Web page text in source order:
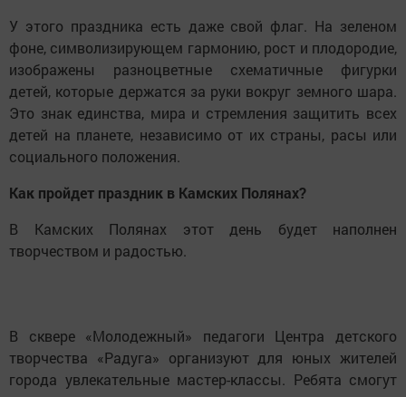
У этого праздника есть даже свой флаг. На зеленом
фоне, символизирующем гармонию, рост и плодородие,
изображены разноцветные схематичные фигурки
детей, которые держатся за руки вокруг земного шара.
Это знак единства, мира и стремления защитить всех
детей на планете, независимо от их страны, расы или
социального положения.
Как пройдет праздник в Камских Полянах?
В Камских Полянах этот день будет наполнен
творчеством и радостью.
В сквере «Молодежный» педагоги Центра детского
творчества «Радуга» организуют для юных жителей
города увлекательные мастер-классы. Ребята смогут